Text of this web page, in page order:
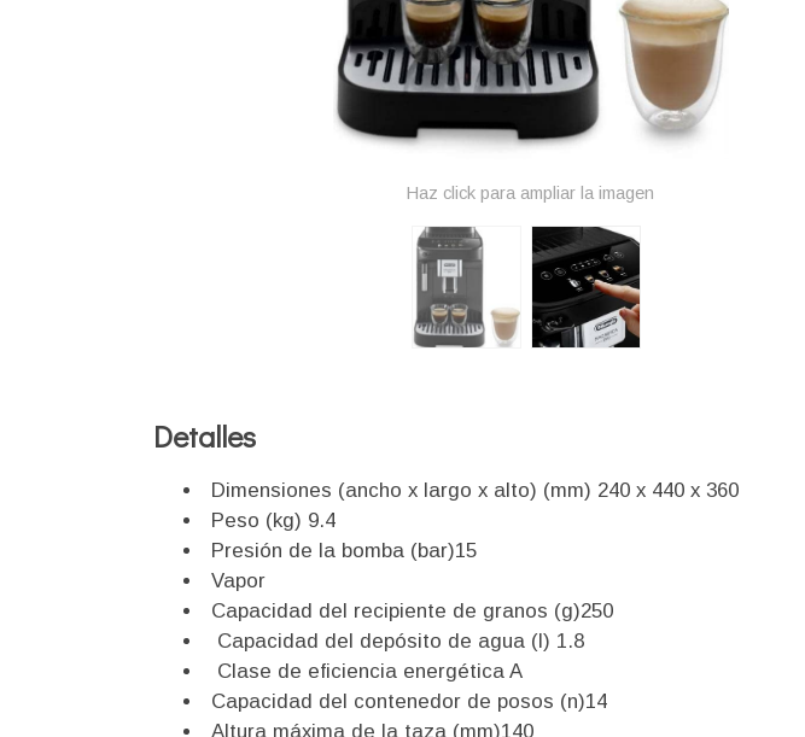
Haz click para ampliar la imagen
Detalles
Dimensiones (ancho x largo x alto) (mm) 240 x 440 x 360
Peso (kg) 9.4
Presión de la bomba (bar)15
Vapor
Capacidad del recipiente de granos (g)250
Capacidad del depósito de agua (l) 1.8
Clase de eficiencia energética A
Capacidad del contenedor de posos (n)14
Altura máxima de la taza (mm)140